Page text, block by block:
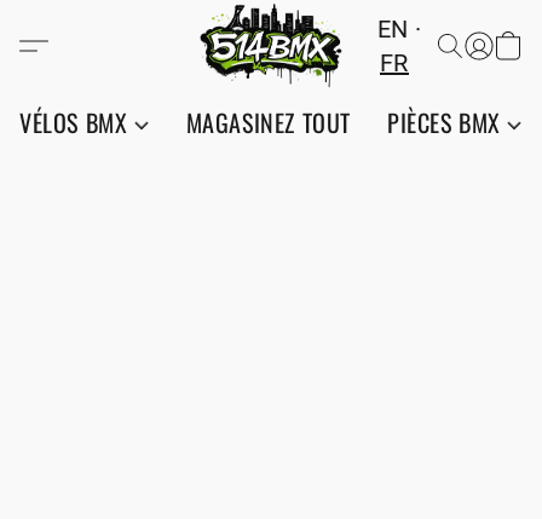
EN
FR
VÉLOS BMX MAGASINEZ TOUT PIÈCES BMX